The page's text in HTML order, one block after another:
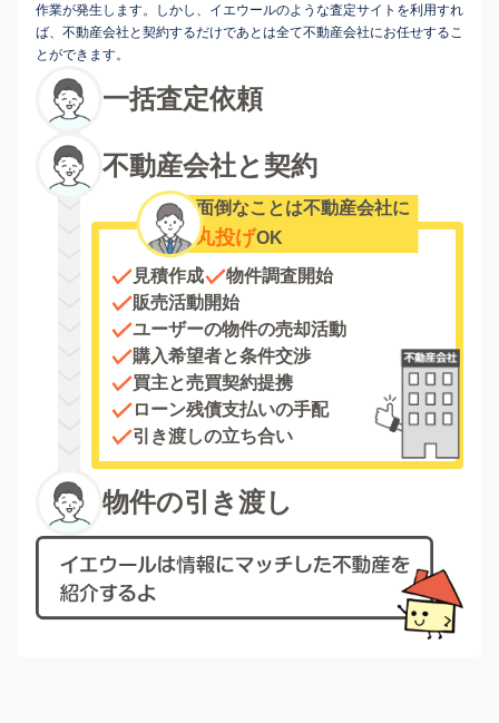
作業が発生します。しかし、イエウールのような査定サイトを利用すれ
ば、不動産会社と契約するだけであとは全て不動産会社にお任せするこ
とができます。
一括査定依頼
不動産会社と契約
面倒なことは不動産会社に
丸投げOK
見積作成
物件調査開始
販売活動開始
ユーザーの物件の売却活動
購入希望者と条件交渉
買主と売買契約提携
ローン残債支払いの手配
引き渡しの立ち合い
物件の引き渡し